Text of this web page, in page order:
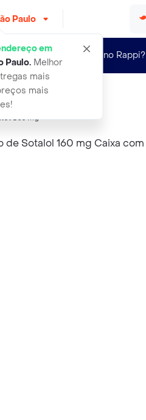
Paulo
em
Paulo.Melhor
mais
mais
Novo no Rappi?
alimentícios
160 mg